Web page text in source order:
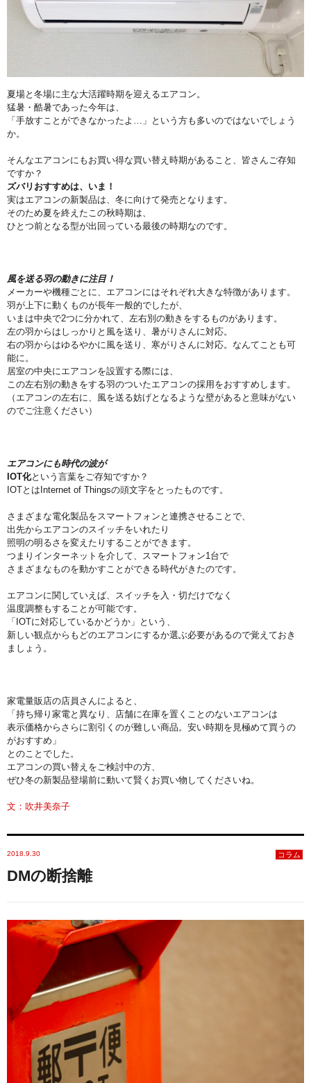
夏場と冬場に主な大活躍時期を迎えるエアコン。
猛暑・酷暑であった今年は、
「手放すことができなかったよ…」という方も多いのではないでしょう
か。
そんなエアコンにもお買い得な買い替え時期があること、皆さんご存知
ですか？
ズバリおすすめは、いま！
実はエアコンの新製品は、冬に向けて発売となります。
そのため夏を終えたこの秋時期は、
ひとつ前となる型が出回っている最後の時期なのです。
風を送る羽の動きに注目！
メーカーや機種ごとに、エアコンにはそれぞれ大きな特徴があります。
羽が上下に動くものが長年一般的でしたが、
いまは中央で2つに分かれて、左右別の動きをするものがあります。
左の羽からはしっかりと風を送り、暑がりさんに対応。
右の羽からはゆるやかに風を送り、寒がりさんに対応。なんてことも可
能に。
居室の中央にエアコンを設置する際には、
この左右別の動きをする羽のついたエアコンの採用をおすすめします。
（エアコンの左右に、風を送る妨げとなるような壁があると意味がない
のでご注意ください）
エアコンにも時代の波が
IOT化という言葉をご存知ですか？
IOTとはInternet of Thingsの頭文字をとったものです。
さまざまな電化製品をスマートフォンと連携させることで、
出先からエアコンのスイッチをいれたり
照明の明るさを変えたりすることができます。
つまりインターネットを介して、スマートフォン1台で
さまざまなものを動かすことができる時代がきたのです。
エアコンに関していえば、スイッチを入・切だけでなく
温度調整もすることが可能です。
「IOTに対応しているかどうか」という、
新しい観点からもどのエアコンにするか選ぶ必要があるので覚えておき
ましょう。
家電量販店の店員さんによると、
「持ち帰り家電と異なり、店舗に在庫を置くことのないエアコンは
表示価格からさらに割引くのが難しい商品。安い時期を見極めて買うの
がおすすめ」
とのことでした。
エアコンの買い替えをご検討中の方、
ぜひ冬の新製品登場前に動いて賢くお買い物してくださいね。
文：吹井美奈子
2018.9.30 コラム
DMの断捨離